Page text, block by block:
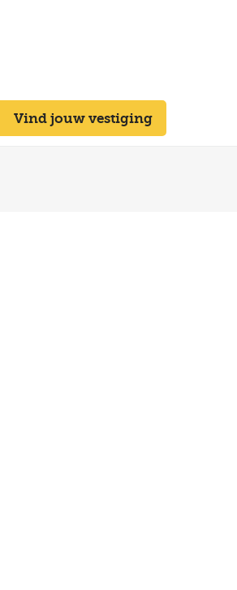
Vind jouw vestiging